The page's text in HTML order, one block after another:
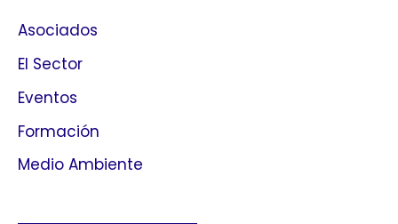
Asociados
El Sector
Eventos
Formación
Medio Ambiente